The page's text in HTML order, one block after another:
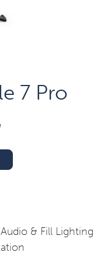
7 Pro
& Fill Lighting